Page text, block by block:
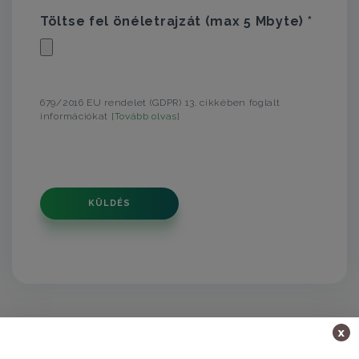
Töltse fel önéletrajzát (max 5 Mbyte) *
679/2016 EU rendelet (GDPR) 13. cikkében foglalt
információkat [Tovább olvas]
KÜLDÉS
x